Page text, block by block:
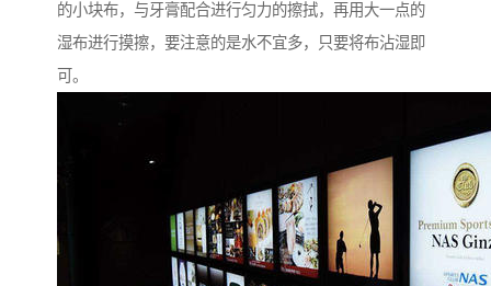
的小块布，与牙膏配合进行匀力的擦拭，再用大一点的
湿布进行摸擦，要注意的是水不宜多，只要将布沾湿即
可。